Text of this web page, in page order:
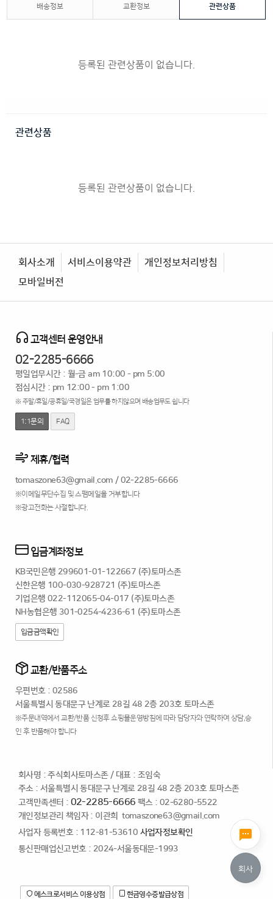
배송정보 교환정보 관련상품
등록된 관련상품이 없습니다.
관련상품
등록된 관련상품이 없습니다.
회사소개 서비스이용약관
개인정보처리방침
모바일버전
고객센터 운영안내
02-2285-6666
평일업무시간 : 월-금 am 10:00 - pm 5:00
점심시간 : pm 12:00 - pm 1:00
※ 주말/휴일/공휴일/국경일은 업무를 하지않으며 배송업무도 쉽니다
1:1문의 FAQ
제휴/협력
tomaszone63@gmail.com /02-2285-6666
※이메일무단수집 및 스팸메일을 거부합니다
※광고전화는 사절합니다.
입금계좌정보
KB국민은행 299601-01-122667 (주)토마스존
신한은행 100-030-928721 (주)토마스존
기업은행 022-112065-04-017 (주)토마스존
NH농협은행 301-0254-4236-61 (주)토마스존
입금금액확인
교환/반품주소
우편번호 : 02586
서울특별시 동대문구 난계로 28길 48 2층 203호 토마스존
※주문내역에서 교환/반품 신청후 쇼핑몰운영방침에 따라 담당자와 연락하여 상담,승
인 후 반품해야 합니다
회사명 : 주식회사토마스존/ 대표 : 조임숙
주소 : 서울특별시 동대문구 난계로 28길 48 2층 203호 토마스존
고객만족센터 : 02-2285-6666 팩스 : 02-6280-5522
개인정보관리 책임자 : 이관희 tomaszone63@gmail.com
사업자 등록번호 : 112-81-53610 사업자정보확인
통신판매업신고번호 : 2024-서울동대문-1993
에스크로서비스 이용상점 현금영수증발급상점
회사